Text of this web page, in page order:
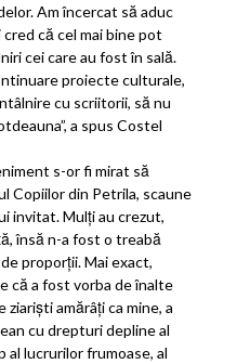
Am încercat să aduc
că cel mai bine pot
cei care au fost în sală.
proiecte culturale,
cu scriitorii, să nu
a spus Costel
s-or fi mirat să
Copiilor din Petrila, scaune
invitat. Mulţi au crezut,
însă n-a fost o treabă
proporţii. Mai exact,
că a fost vorba de înalte
amărâţi ca mine, a
cu drepturi depline al
al lucrurilor frumoase, al